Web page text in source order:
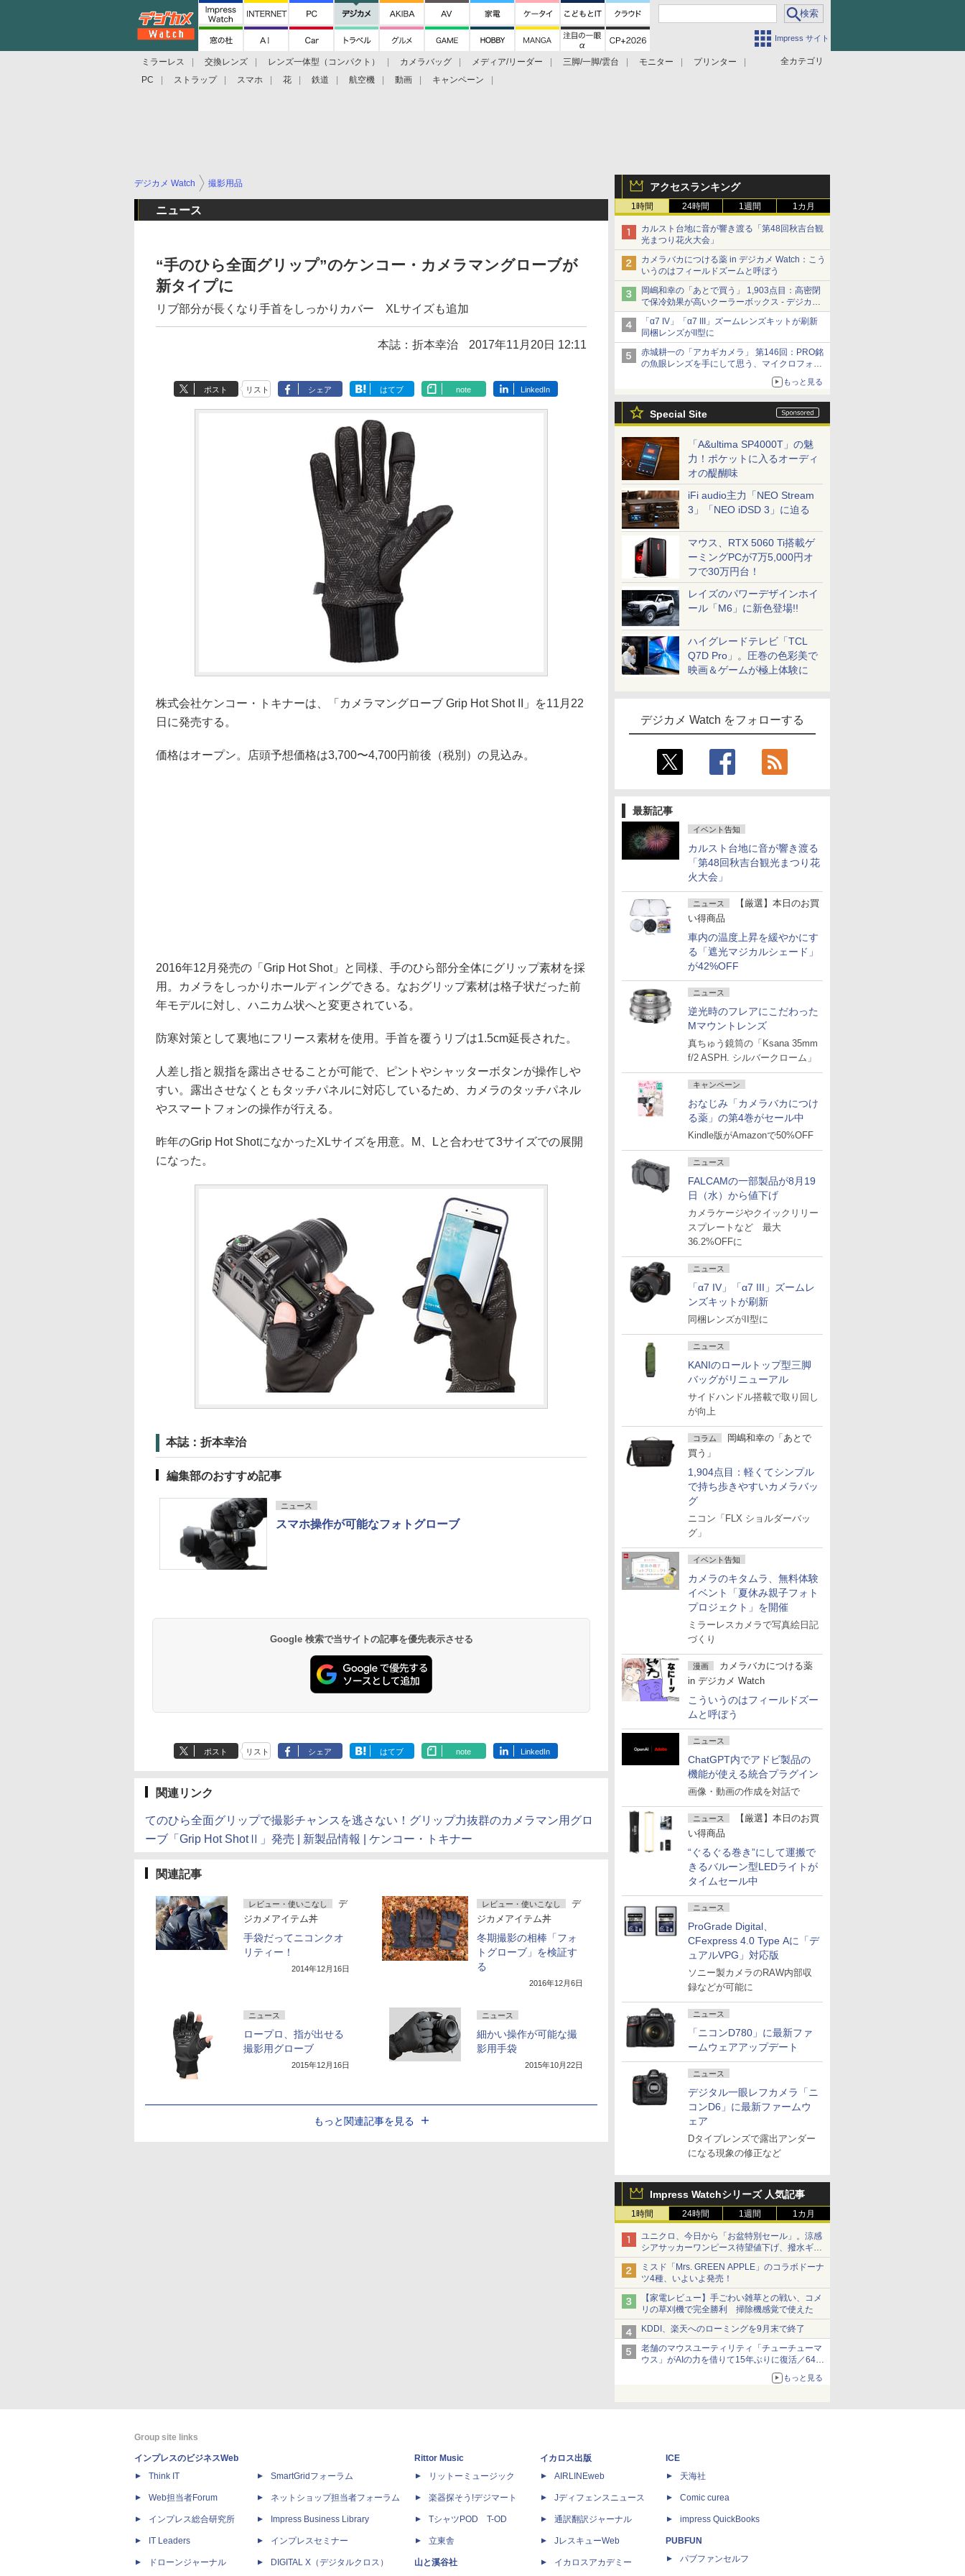
Impress サイト
全カテゴリ
ミラーレス 交換レンズ レンズ一体型（コンパクト） カメラバッグ メディア/リーダー 三脚/一脚/雲台 モニター
プリンター
PC
ストラップ スマホ 花 鉄道 航空機 動画 キャンペーン
アクセスランキング
1時間 24時間 1週間 1カ月
カルスト台地に音が響き渡る「第48回秋吉台観
光まつり花火大会」
カメラバカにつける薬 in デジカメ Watch：こう
いうのはフィールドズームと呼ぼう
岡嶋和幸の「あとで買う」 1,903点目：高密閉
で保冷効果が高いクーラーボックス - デジカメ
Watch
「α7 IV」「α7 III」ズームレンズキットが刷新
同梱レンズがII型に
赤城耕一の「アカギカメラ」 第146回：PRO銘
の魚眼レンズを手にして思う、マイクロフォー
もっと見る
Special Site
「A&ultima SP4000T」の魅
力！ポケットに入るオーディ
オの醍醐味
iFi audio主力「NEO Stream
3」「NEO iDSD 3」に迫る
マウス、RTX 5060 Ti搭載ゲ
ーミングPCが7万5,000円オ
フで30万円台！
レイズのパワーデザインホイ
ール「M6」に新色登場!!
ハイグレードテレビ「TCL
Q7D Pro」。圧巻の色彩美で
映画＆ゲームが極上体験に
デジカメ Watch をフォローする
最新記事
イベント告知
カルスト台地に音が響き渡る
「第48回秋吉台観光まつり花
火大会」
ニュース
【厳選】本日のお買
い得商品
車内の温度上昇を緩やかにす
る「遮光マジカルシェード」
が42%OFF
ニュース
逆光時のフレアにこだわった
Mマウントレンズ
真ちゅう鏡筒の「Ksana 35mm
f/2 ASPH. シルバークローム」
キャンペーン
おなじみ「カメラバカにつけ
る薬」の第4巻がセール中
Kindle版がAmazonで50%OFF
ニュース
FALCAMの一部製品が8月19
日（水）から値下げ
カメラケージやクイックリリー
スプレートなど 最大
36.2%OFFに
ニュース
「α7 IV」「α7 III」ズームレ
ンズキットが刷新
同梱レンズがII型に
ニュース
KANIのロールトップ型三脚
バッグがリニューアル
サイドハンドル搭載で取り回し
が向上
コラム
岡嶋和幸の「あとで
買う」
1,904点目：軽くてシンプル
で持ち歩きやすいカメラバッ
グ
ニコン「FLX ショルダーバッ
グ」
イベント告知
カメラのキタムラ、無料体験
イベント「夏休み親子フォト
プロジェクト」を開催
ミラーレスカメラで写真絵日記
づくり
漫画
カメラバカにつける薬
in デジカメ Watch
こういうのはフィールドズー
ムと呼ぼう
ニュース
ChatGPT内でアドビ製品の
機能が使える統合プラグイン
画像・動画の作成を対話で
ニュース
【厳選】本日のお買
い得商品
“ぐるぐる巻き”にして運搬で
きるバルーン型LEDライトが
タイムセール中
ニュース
ProGrade Digital、
CFexpress 4.0 Type Aに「デ
ュアルVPG」対応版
ソニー製カメラのRAW内部収
録などが可能に
ニュース
「ニコンD780」に最新ファ
ームウェアアップデート
ニュース
デジタル一眼レフカメラ「ニ
コンD6」に最新ファームウ
ェア
Dタイプレンズで露出アンダー
になる現象の修正など
Impress Watchシリーズ 人気記事
1時間 24時間 1週間 1カ月
ユニクロ、今日から「お盆特別セール」。涼感
シアサッカーワンピース待望値下げ、撥水ギア
ショーツは1990円に
ミスド「Mrs. GREEN APPLE」のコラボドーナ
ツ4種、いよいよ発売！
【家電レビュー】手ごわい雑草との戦い、コメ
リの草刈機で完全勝利 掃除機感覚で使えた
KDDI、楽天へのローミングを9月末で終了
老舗のマウスユーティリティ「チューチューマ
ウス」がAIの力を借りて15年ぶりに復活／64bit
化、Windows 10/11、「Chrome」も走り回
る。復活記念で2026年末まで500円
もっと見る
デジカメ Watch 撮影用品
ニュース
“手のひら全面グリップ”のケンコー・カメラマングローブが
新タイプに
リブ部分が長くなり手首をしっかりカバー XLサイズも追加
本誌：折本幸治 2017年11月20日 12:11
ポスト リスト シェア はてブ note LinkedIn
株式会社ケンコー・トキナーは、「カメラマングローブ Grip Hot Shot II」を11月22
日に発売する。
価格はオープン。店頭予想価格は3,700〜4,700円前後（税別）の見込み。
2016年12月発売の「Grip Hot Shot」と同様、手のひら部分全体にグリップ素材を採
用。カメラをしっかりホールディングできる。なおグリップ素材は格子状だった前
年モデルに対し、ハニカム状へと変更されている。
防寒対策として裏地にフリース素材を使用。手首を覆うリブは1.5cm延長された。
人差し指と親指を露出させることが可能で、ピントやシャッターボタンが操作しや
すい。露出させなくともタッチパネルに対応しているため、カメラのタッチパネル
やスマートフォンの操作が行える。
昨年のGrip Hot ShotになかったXLサイズを用意。M、Lと合わせて3サイズでの展開
になった。
本誌：折本幸治
編集部のおすすめ記事
ニュース
スマホ操作が可能なフォトグローブ
Google 検索で当サイトの記事を優先表示させる
ポスト リスト シェア はてブ note LinkedIn
関連リンク
てのひら全面グリップで撮影チャンスを逃さない！グリップ力抜群のカメラマン用グロ
ーブ「Grip Hot ShotⅡ」発売 | 新製品情報 | ケンコー・トキナー
関連記事
レビュー・使いこなし
デ
ジカメアイテム丼
手袋だってニコンクオ
リティー！
2014年12月16日
レビュー・使いこなし
デ
ジカメアイテム丼
冬期撮影の相棒「フォ
トグローブ」を検証す
る
2016年12月6日
ニュース
ロープロ、指が出せる
撮影用グローブ
2015年12月16日
ニュース
細かい操作が可能な撮
影用手袋
2015年10月22日
もっと関連記事を見る
Group site links
インプレスのビジネスWeb
Think IT
Web担当者Forum
インプレス総合研究所
IT Leaders
ドローンジャーナル
SmartGridフォーラム
ネットショップ担当者フォーラム
Impress Business Library
インプレスセミナー
DIGITAL X（デジタルクロス）
Rittor Music
リットーミュージック
楽器探そう!デジマート
TシャツPOD T-OD
立東舎
山と溪谷社
イカロス出版
AIRLINEweb
Jディフェンスニュース
通訳翻訳ジャーナル
JレスキューWeb
イカロスアカデミー
ICE
天海社
Comic curea
impress QuickBooks
PUBFUN
パブファンセルフ